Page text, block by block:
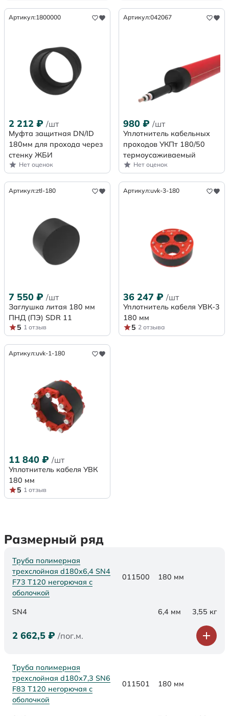
Артикул:1800000
2 212 ₽ /шт
Муфта защитная DN/ID
180мм для прохода через
стенку ЖБИ
Нет оценок
Артикул:042067
980 ₽ /шт
Уплотнитель кабельных
проходов УКПт 180/50
термоусаживаемый
Нет оценок
Артикул:ztl-180
7 550 ₽ /шт
Заглушка литая 180 мм
ПНД (ПЭ) SDR 11
5 1 отзыв
Артикул:uvk-3-180
36 247 ₽ /шт
Уплотнитель кабеля УВК-3
180 мм
5 2 отзыва
Артикул:uvk-1-180
11 840 ₽ /шт
Уплотнитель кабеля УВК
180 мм
5 1 отзыв
Размерный ряд
Труба полимерная
трехслойная d180х6,4 SN4
F73 Т120 негорючая с
оболочкой
011500 180 мм
SN4 6,4 мм 3,55 кг
2 662,5 ₽ /пог.м.
Труба полимерная
трехслойная d180х7,3 SN6
F83 Т120 негорючая с
оболочкой
011501 180 мм